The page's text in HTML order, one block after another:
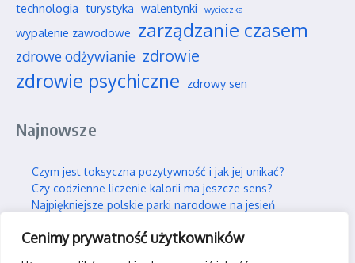
Cenimy prywatność użytkowników
technologia turystyka walentynki wycieczka
wypalenie zawodowe zarządzanie czasem
zdrowe odżywianie zdrowie
zdrowie psychiczne zdrowy sen
Najnowsze
Czym jest toksyczna pozytywność i jak jej unikać?
Czy codzienne liczenie kalorii ma jeszcze sens?
Najpiękniejsze polskie parki narodowe na jesień
Jak efektywnie i trwale uczyć się nowych rzeczy?